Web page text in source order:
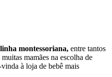
montessoriana, entre tantos
mamães na escolha de
à loja de bebê mais